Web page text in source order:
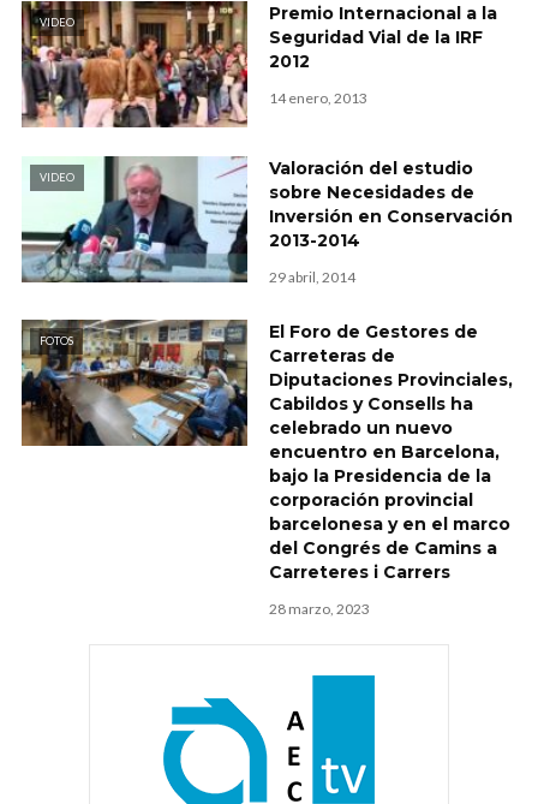
VIDEO
Premio Internacional a la
Seguridad Vial de la IRF
2012
14 enero, 2013
VIDEO
Valoración del estudio
sobre Necesidades de
Inversión en Conservación
2013-2014
29 abril, 2014
FOTOS
El Foro de Gestores de
Carreteras de
Diputaciones Provinciales,
Cabildos y Consells ha
celebrado un nuevo
encuentro en Barcelona,
bajo la Presidencia de la
corporación provincial
barcelonesa y en el marco
del Congrés de Camins a
Carreteres i Carrers
28 marzo, 2023